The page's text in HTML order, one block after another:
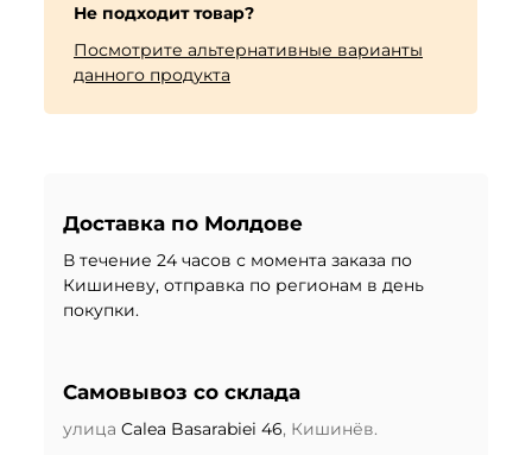
Не подходит товар?
Посмотрите альтернативные варианты
данного продукта
Доставка по Молдове
В течение 24 часов с момента заказа по
Кишиневу, отправка по регионам в день
покупки.
Самовывоз со склада
улица Calea Basarabiei 46, Кишинёв.